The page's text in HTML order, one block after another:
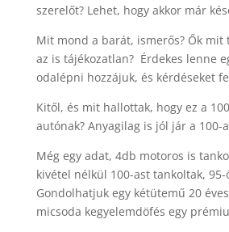
szerelőt? Lehet, hogy akkor már
Mit mond a barát, ismerős? Ők mit
az is tájékozatlan? Érdekes lenne
odalépni hozzájuk, és kérdéseket
Kitől, és mit hallottak, hogy ez a
autónak? Anyagilag is jól jár a 100-
Még egy adat, 4db motoros is
kivétel nélkül 100-ast tankoltak, 95-
Gondolhatjuk egy kétütemű 20
micsoda kegyelemdöfés egy